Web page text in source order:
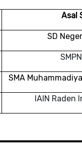
Asal
SD
SMA
IAIN Raden